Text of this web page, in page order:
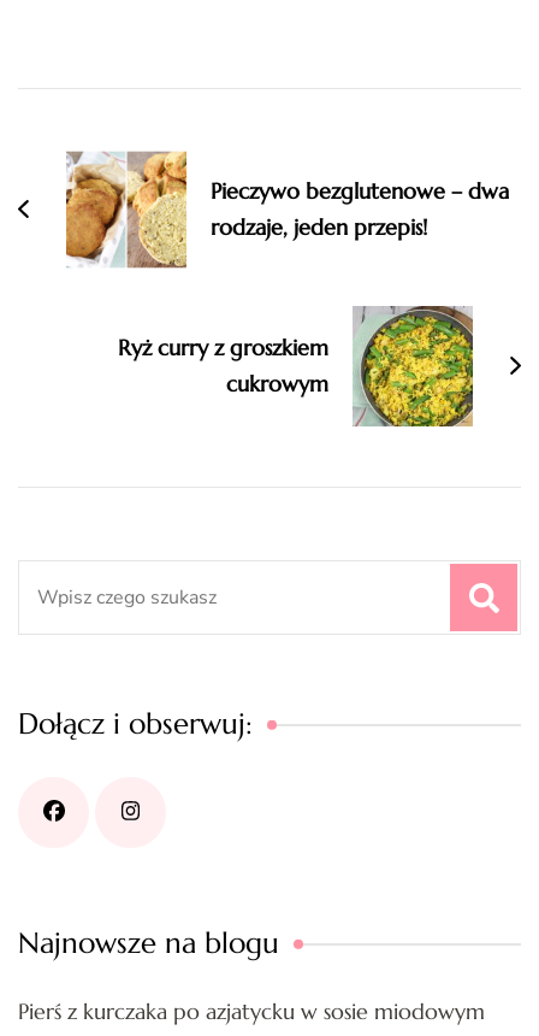
Navigation
Pieczywo bezglutenowe – dwa
rodzaje, jeden przepis!
Ryż curry z groszkiem
cukrowym
Dołącz i obserwuj:
Najnowsze na blogu
Pierś z kurczaka po azjatycku w sosie miodowym